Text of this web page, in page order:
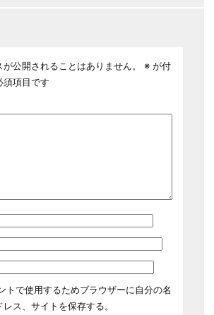
が公開されることはありません。 ※が付
須項目です
トで使用するためブラウザーに自分の名
ス、サイトを保存する。